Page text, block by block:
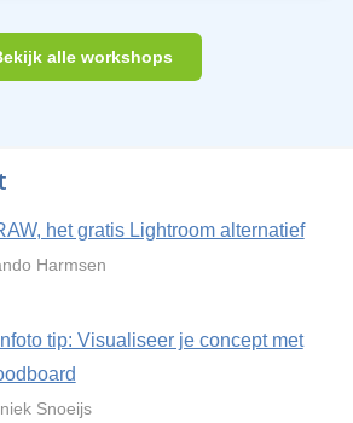
alle workshops
het gratis Lightroom alternatief
Harmsen
tip: Visualiseer je concept met
Snoeijs